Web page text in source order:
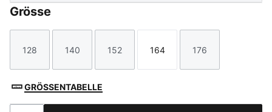
Grösse
Größe
128
Größe
140
Größe
152
Größe
164
Größe
176
GRÖSSENTABELLE